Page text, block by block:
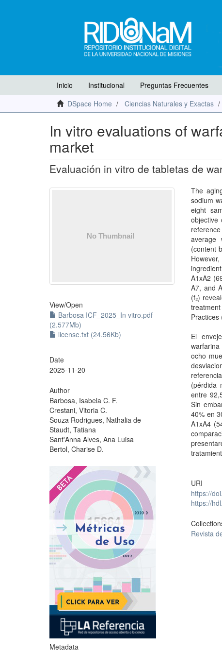
Inicio Institucional Preguntas Frecuentes
DSpace Home
Ciencias Naturales y Exactas
In vitro evaluations of
market
Evaluación in vitro de tabletas de
View/Open
Barbosa ICF_2025_In vitro.pdf
(2.577Mb)
license.txt (24.56Kb)
Date
2025-11-20
Author
Barbosa, Isabela C. F.
Crestani, Vitoria C.
Souza Rodrigues, Nathalia de
Staudt, Tatiana
Sant'Anna Alves, Ana Luisa
Bertol, Charise D.
?
Metadata
The
sodium
eight
objective
average
(content
A1xA2
A7, and
(f₂)
Practices
El
ocho
(pérdida
entre
Sin
40% en
A1xA4
URI
https://
https://
Revista